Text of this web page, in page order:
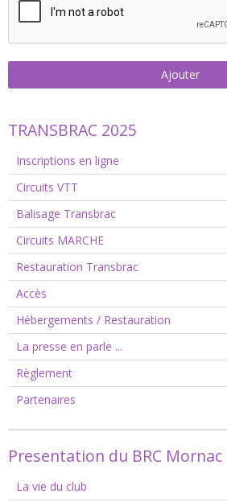
Ajouter
TRANSBRAC 2025
Inscriptions en ligne
Circuits VTT
Balisage Transbrac
Circuits MARCHE
Restauration Transbrac
Accès
Hébergements / Restauration
La presse en parle ...
Règlement
Partenaires
Presentation du BRC Mornac
La vie du club